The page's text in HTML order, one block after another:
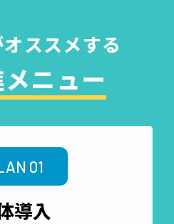
オススメする
ニュー
01
導入